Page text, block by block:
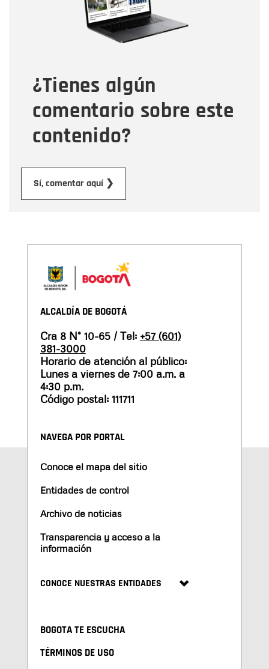
¿Tienes algún
comentario sobre este
contenido?
Sí, comentar aquí ❯
Tipo de comentario
Mensaje
ALCALDÍA DE BOGOTÁ
Cra 8 N° 10-65 / Tel: +57 (601)
381-3000
Horario de atención al público:
Lunes a viernes de 7:00 a.m. a
4:30 p.m.
Código postal: 111711
NAVEGA POR PORTAL
Conoce el mapa del sitio
Entidades de control
Archivo de noticias
Transparencia y acceso a la
información
CONOCE NUESTRAS ENTIDADES
BOGOTA TE ESCUCHA
TÉRMINOS DE USO